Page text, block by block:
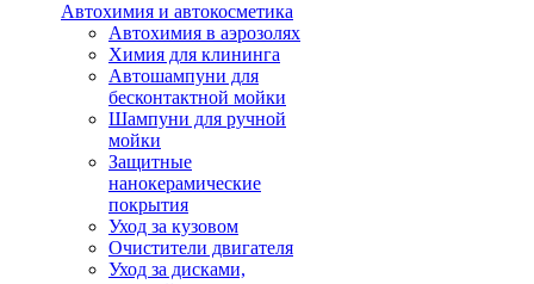
Автохимия и автокосметика
Автохимия в аэрозолях
Химия для клининга
Автошампуни для
бесконтактной мойки
Шампуни для ручной
мойки
Защитные
нанокерамические
покрытия
Уход за кузовом
Очистители двигателя
Уход за дисками,